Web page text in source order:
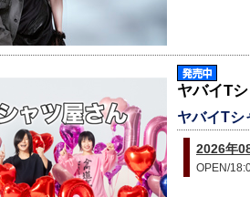
ヤバイT
ヤバイT
2026年
OPEN/